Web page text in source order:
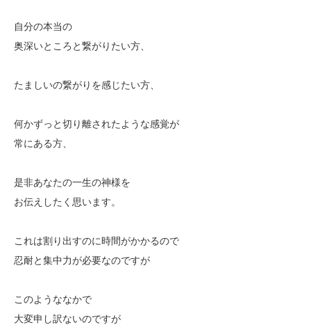
自分の本当の
奥深いところと繋がりたい方、
たましいの繋がりを感じたい方、
何かずっと切り離されたような感覚が
常にある方、
是非あなたの一生の神様を
お伝えしたく思います。
これは割り出すのに時間がかかるので
忍耐と集中力が必要なのですが
このようななかで
大変申し訳ないのですが